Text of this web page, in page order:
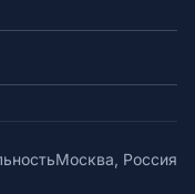
Москва, Россия